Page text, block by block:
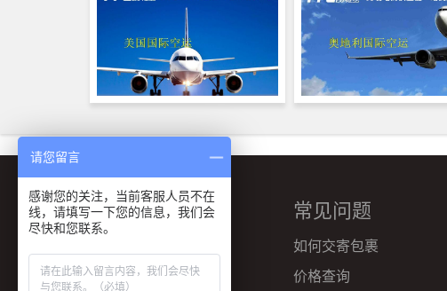
主营业务
FBA头程
常见问题
如何交寄包裹
价格查询
请您留言
感谢您的关注，当前客服人员不在
线，请填写一下您的信息，我们会
尽快和您联系。